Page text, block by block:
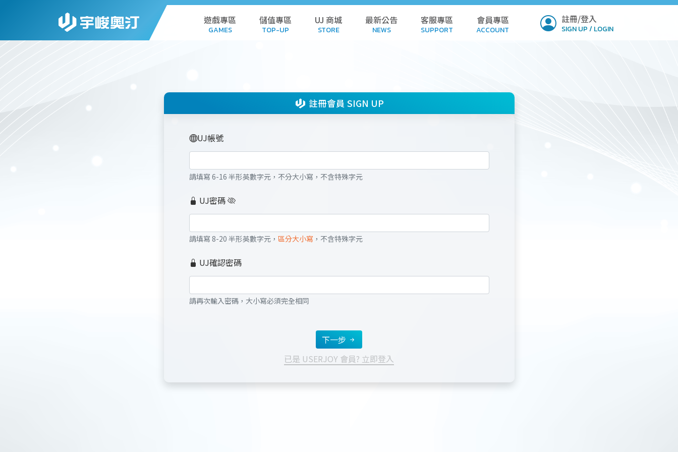
遊戲專區
GAMES
GAMES
STANDALONE
WEB GAMES
儲值專區
TOP-UP
HISTORY
UJ 商城
STORE
CART
HISTORY
最新公告
NEWS
客服專區
SUPPORT
FAQ
SUBMIT
會員專區
ACCOUNT
SETTINGS
註冊/登入
SIGN UP / LOGIN
註冊會員 SIGN UP
UJ帳號
請填寫 6-16 半形英數字元，不分大小寫，不含特殊字元
UJ密碼
請填寫 8-20 半形英數字元， 區分大小寫 ，不含特殊字元
UJ確認密碼
請再次輸入密碼，大小寫必須完全相同
下一步
已是 USERJOY 會員? 立即登入